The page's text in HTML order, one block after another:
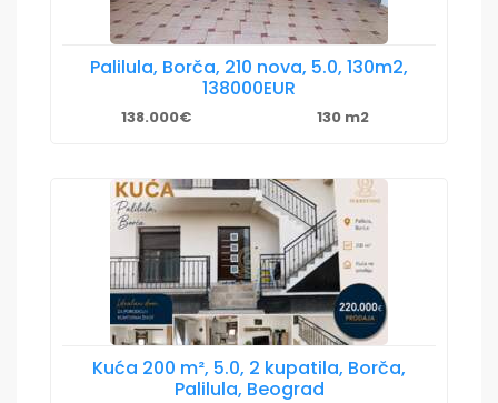
Palilula, Borča, 210 nova, 5.0, 130m2,
138000EUR
138.000€ 130 m2
Kuća 200 m², 5.0, 2 kupatila, Borča,
Palilula, Beograd